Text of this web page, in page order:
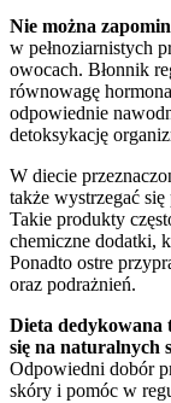
Nie można
w pełnoziarnistych
owocach. Błonnik
równowagę
odpowiednie
detoksykację
W diecie
także wystrzegać
Takie produkty
chemiczne dodatki,
Ponadto ostre
oraz podrażnień.
Dieta
się na naturalnych
Odpowiedni dobór
skóry i pomóc w